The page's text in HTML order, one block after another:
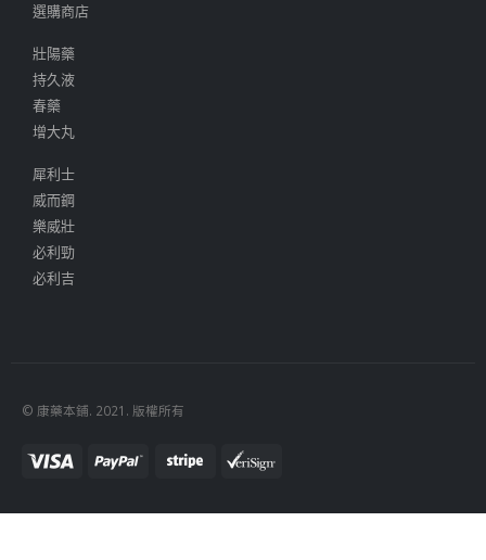
選購商店
壯陽藥
持久液
春藥
增大丸
犀利士
威而鋼
樂威壯
必利勁
必利吉
© 康藥本鋪. 2021. 版權所有